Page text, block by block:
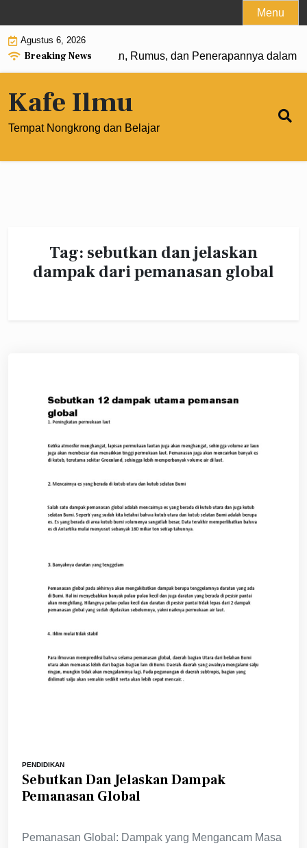
to
content
Menu
Agustus 6, 2026
Breaking News
Pangkat 0: Pengertian, Rumus, dan Penerapannya dalam
Kafe Ilmu
Tempat Nongkrong dan Belajar
Tag: sebutkan dan jelaskan
dampak dari pemanasan global
PENDIDIKAN
Sebutkan Dan Jelaskan Dampak
Pemanasan Global
Pemanasan Global: Dampak yang Mengancam Masa